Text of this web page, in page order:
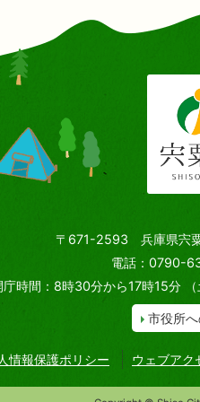
〒671-2593 兵庫県宍
電話：0790-
庁時間：8時30分から17時15分
市役所
情報保護ポリシー ウェブアク